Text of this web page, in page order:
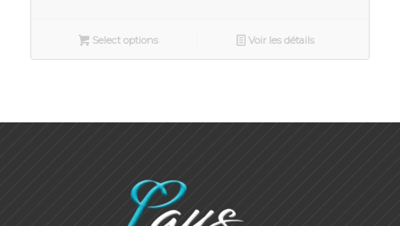
Select options Voir les détails